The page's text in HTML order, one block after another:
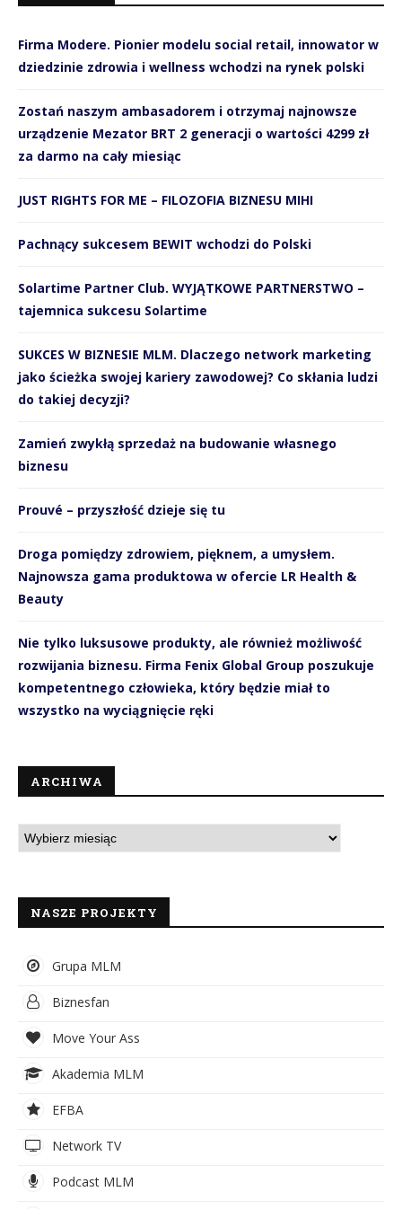
Firma Modere. Pionier modelu social retail, innowator w
dziedzinie zdrowia i wellness wchodzi na rynek polski
Zostań naszym ambasadorem i otrzymaj najnowsze
urządzenie Mezator BRT 2 generacji o wartości 4299 zł
za darmo na cały miesiąc
JUST RIGHTS FOR ME – FILOZOFIA BIZNESU MIHI
Pachnący sukcesem BEWIT wchodzi do Polski
Solartime Partner Club. WYJĄTKOWE PARTNERSTWO –
tajemnica sukcesu Solartime
SUKCES W BIZNESIE MLM. Dlaczego network marketing
jako ścieżka swojej kariery zawodowej? Co skłania ludzi
do takiej decyzji?
Zamień zwykłą sprzedaż na budowanie własnego
biznesu
Prouvé – przyszłość dzieje się tu
Droga pomiędzy zdrowiem, pięknem, a umysłem.
Najnowsza gama produktowa w ofercie LR Health &
Beauty
Nie tylko luksusowe produkty, ale również możliwość
rozwijania biznesu. Firma Fenix Global Group poszukuje
kompetentnego człowieka, który będzie miał to
wszystko na wyciągnięcie ręki
ARCHIWA
NASZE PROJEKTY
Grupa MLM
Biznesfan
Move Your Ass
Akademia MLM
EFBA
Network TV
Podcast MLM